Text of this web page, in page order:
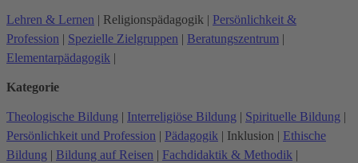
Lehren & Lernen | Religionspädagogik | Persönlichkeit &
Profession | Spezielle Zielgruppen | Beratungszentrum |
Elementarpädagogik |
Kategorie
Theologische Bildung | Interreligiöse Bildung | Spirituelle Bildung |
Persönlichkeit und Profession | Pädagogik | Inklusion | Ethische
Bildung | Bildung auf Reisen | Fachdidaktik & Methodik |